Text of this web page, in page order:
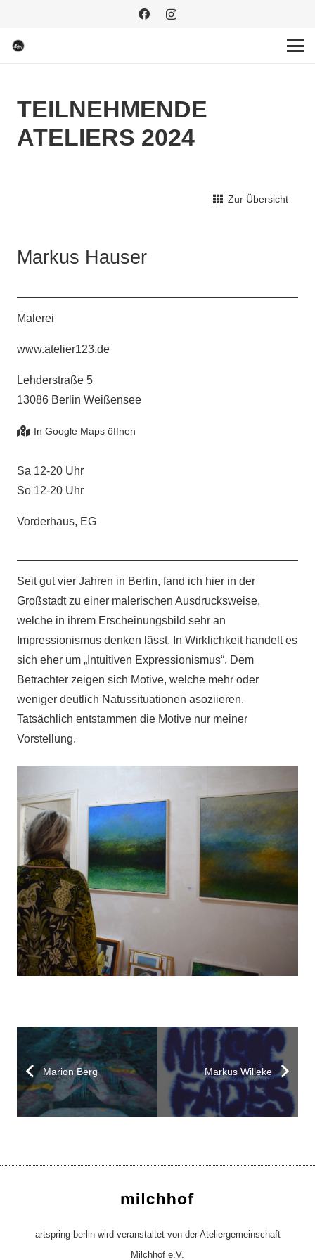
TEILNEHMENDE
ATELIERS 2024
Zur Übersicht
Markus Hauser
Malerei
www.atelier123.de
Lehderstraße 5
13086 Berlin Weißensee
Sa 12-20 Uhr
So 12-20 Uhr
Vorderhaus, EG
Seit gut vier Jahren in Berlin, fand ich hier in der
Großstadt zu einer malerischen Ausdrucksweise,
welche in ihrem Erscheinungsbild sehr an
Impressionismus denken lässt. In Wirklichkeit handelt es
sich eher um „Intuitiven Expressionismus“. Dem
Betrachter zeigen sich Motive, welche mehr oder
weniger deutlich Natussituationen asoziieren.
Tatsächlich entstammen die Motive nur meiner
Vorstellung.
Marion Berg Markus Willeke
artspring berlin wird veranstaltet von der Ateliergemeinschaft
Milchhof e.V.